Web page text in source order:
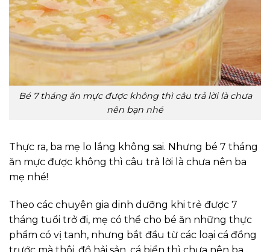
Bé 7 tháng ăn mực được không thì câu trả lời là chưa
nên bạn nhé
Thực ra, ba mẹ lo lắng không sai. Nhưng bé 7 tháng
ăn mực được không thì câu trả lời là chưa nên ba
mẹ nhé!
Theo các chuyên gia dinh dưỡng khi trẻ được 7
tháng tuổi trở đi, mẹ có thể cho bé ăn những thực
phẩm có vị tanh, nhưng bắt đầu từ các loại cá đồng